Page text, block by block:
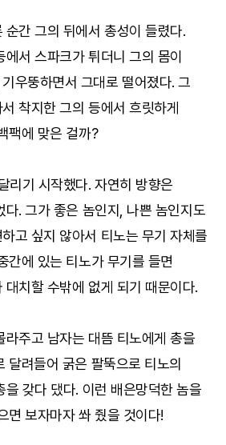
순간 그의 뒤에서 총성이 들렸다.
서 스파크가 튀더니 그의 몸이
우뚱하면서 그대로 떨어졌다. 그
착지한 그의 등에서 흐릿하게
팩에 맞은 걸까?
리기 시작했다. 자연히 방향은
다. 그가 좋은 놈인지, 나쁜 놈인지도
고 싶지 않아서 티노는 무기 자체를
간에 있는 티노가 무기를 들면
대치할 수밖에 없게 되기 때문이다.
라주고 남자는 대뜸 티노에게 총을
달려들어 굵은 팔뚝으로 티노의
을 갖다 댔다. 이런 배은망덕한 놈을
면 보자마자 쏴 줬을 것이다!